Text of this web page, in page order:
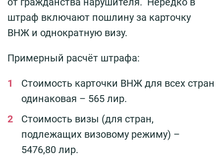
штраф включают пошлину за карточку
ВНЖ и однократную визу.
Примерный расчёт штрафа:
Стоимость карточки ВНЖ для всех стран
одинаковая – 565 лир.
Стоимость визы (для стран,
подлежащих визовому режиму) –
5476,80 лир.